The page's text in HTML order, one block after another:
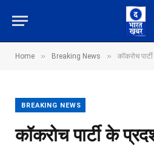
Home » Breaking News » कॉकरोच पार्टी के
BREAKING NEWS
कॉकरोच पार्टी के